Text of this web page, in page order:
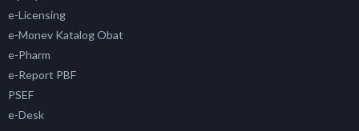
e-Licensing
e-Monev Katalog Obat
e-Pharm
e-Report PBF
PSEF
e-Desk